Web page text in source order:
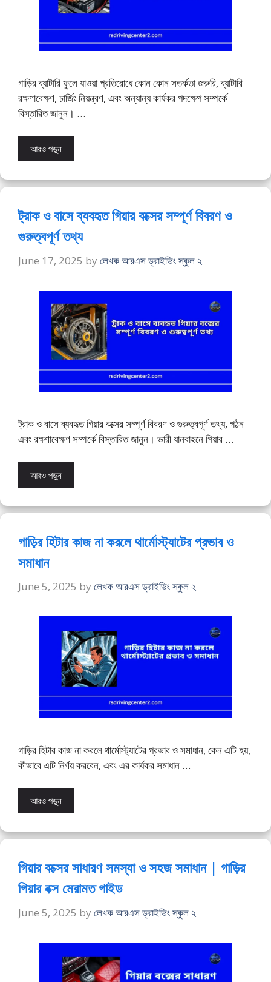
গাড়ির ব্যাটারি ফুলে যাওয়া প্রতিরোধে কোন কোন সতর্কতা জরুরি, ব্যাটারি
রক্ষণাবেক্ষণ, চার্জিং নিয়ন্ত্রণ, এবং অন্যান্য কার্যকর পদক্ষেপ সম্পর্কে
বিস্তারিত জানুন। …
আরও পড়ুন
ট্রাক ও বাসে ব্যবহৃত গিয়ার বক্সের সম্পূর্ণ বিবরণ ও
গুরুত্বপূর্ণ তথ্য
June 17, 2025 by লেখক আরএস ড্রাইভিং স্কুল ২
ট্রাক ও বাসে ব্যবহৃত গিয়ার বক্সের সম্পূর্ণ বিবরণ ও গুরুত্বপূর্ণ তথ্য, গঠন
এবং রক্ষণাবেক্ষণ সম্পর্কে বিস্তারিত জানুন। ভারী যানবাহনে গিয়ার …
আরও পড়ুন
গাড়ির হিটার কাজ না করলে থার্মোস্ট্যাটের প্রভাব ও
সমাধান
June 5, 2025 by লেখক আরএস ড্রাইভিং স্কুল ২
গাড়ির হিটার কাজ না করলে থার্মোস্ট্যাটের প্রভাব ও সমাধান, কেন এটি হয়,
কীভাবে এটি নির্ণয় করবেন, এবং এর কার্যকর সমাধান …
আরও পড়ুন
গিয়ার বক্সের সাধারণ সমস্যা ও সহজ সমাধান | গাড়ির
গিয়ার বক্স মেরামত গাইড
June 5, 2025 by লেখক আরএস ড্রাইভিং স্কুল ২